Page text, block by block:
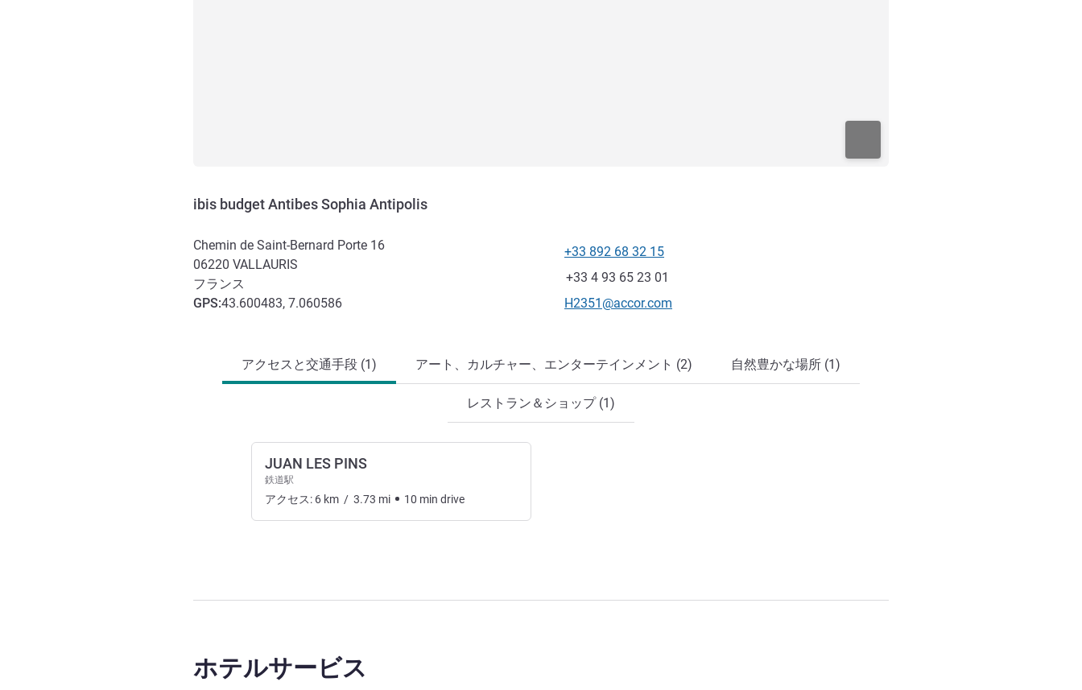
ibis budget Antibes Sophia Antipolis
Chemin de Saint-Bernard Porte 16
06220 VALLAURIS
フランス
GPS:43.600483, 7.060586
電話番号
+33 892 68 32 15
ファックス
+33 4 93 65 23 01
Eメール
H2351@accor.com
アクセスと交通手段 (1) アート、カルチャー、エンターテインメント (2) 自然豊かな場所 (1)
レストラン＆ショップ (1)
JUAN LES PINS
鉄道駅
アクセス: 6 km / 3.73 mi 10 min drive
ホテルサービス